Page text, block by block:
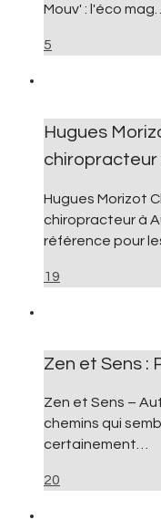
Mouv' : l'éco mag…
5
Hugues
chiropracteur
Hugues Morizot
chiropracteur à
référence pour
19
Zen et Sens :
Zen et Sens –
chemins qui
certainement…
20